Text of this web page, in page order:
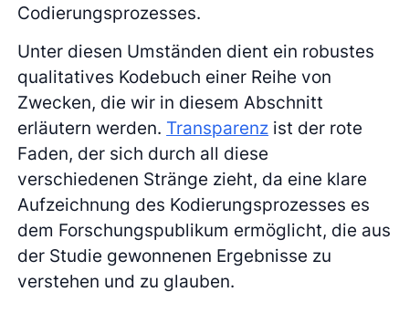
Codierungsprozesses.
Unter diesen Umständen dient ein robustes
qualitatives Kodebuch einer Reihe von
Zwecken, die wir in diesem Abschnitt
erläutern werden. Transparenz ist der rote
Faden, der sich durch all diese
verschiedenen Stränge zieht, da eine klare
Aufzeichnung des Kodierungsprozesses es
dem Forschungspublikum ermöglicht, die aus
der Studie gewonnenen Ergebnisse zu
verstehen und zu glauben.